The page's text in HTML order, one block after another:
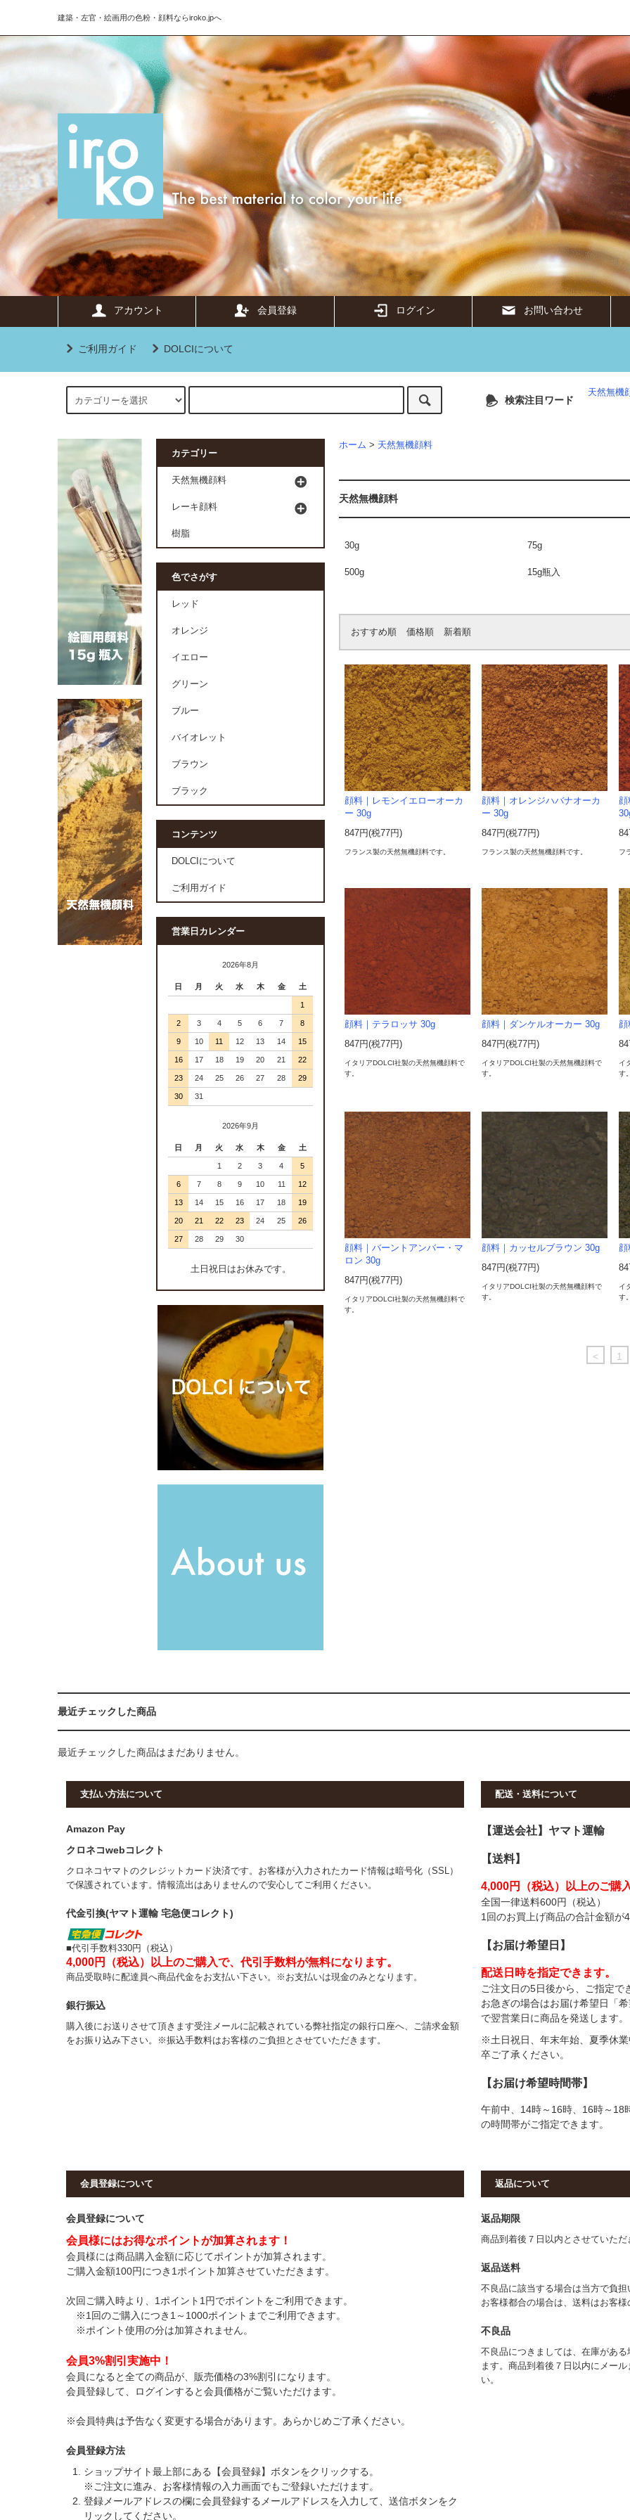
建築・左官・絵画用の色粉・顔料ならiroko.jpへ
アカウント 会員登録 ログイン お問い合わせ
ご利用ガイド DOLCIについて
検索注目ワード
天然無機
ホーム > 天然無機顔料
天然無機顔料
30g 75g
500g 15g瓶入
おすすめ順 価格順 新着順
顔料｜レモンイエローオーカ
ー 30g
847円(税77円)
フランス製の天然無機顔料です。
顔料｜オレンジハバナオーカ
ー 30g
847円(税77円)
フランス製の天然無機顔料です。
顔
フ
顔料｜テラロッサ 30g
847円(税77円)
イタリアDOLCI社製の天然無機顔料で
す。
顔料｜ダンケルオーカー 30g
847円(税77円)
イタリアDOLCI社製の天然無機顔料で
す。
顔
イ
す。
顔料｜バーントアンバー・マ
ロン 30g
847円(税77円)
イタリアDOLCI社製の天然無機顔料で
す。
顔料｜カッセルブラウン 30g
847円(税77円)
イタリアDOLCI社製の天然無機顔料で
す。
イ
す。
< 1
カテゴリー
天然無機顔料
レーキ顔料
樹脂
色でさがす
レッド
オレンジ
イエロー
グリーン
ブルー
バイオレット
ブラウン
ブラック
コンテンツ
DOLCIについて
ご利用ガイド
営業日カレンダー
2026年8月
日 月 火 水 木 金 土
1
2 3 4 5 6 7 8
9 10 11 12 13 14 15
16 17 18 19 20 21 22
23 24 25 26 27 28 29
30 31
2026年9月
日 月 火 水 木 金 土
1 2 3 4 5
6 7 8 9 10 11 12
13 14 15 16 17 18 19
20 21 22 23 24 25 26
27 28 29 30
土日祝日はお休みです。
最近チェックした商品
最近チェックした商品はまだありません。
支払い方法について
Amazon Pay
クロネコwebコレクト
クロネコヤマトのクレジットカード決済です。お客様が入力されたカード情報は暗号化（SSL）
で保護されています。情報流出はありませんので安心してご利用ください。
代金引換(ヤマト運輸 宅急便コレクト)
■代引手数料330円（税込）
4,000円（税込）以上のご購入で、代引手数料が無料になります。
商品受取時に配達員へ商品代金をお支払い下さい。※お支払いは現金のみとなります。
銀行振込
購入後にお送りさせて頂きます受注メールに記載されている弊社指定の銀行口座へ、ご請求金額
をお振り込み下さい。※振込手数料はお客様のご負担とさせていただきます。
配送・送料について
【運送会社】ヤマト運輸
【送料】
4,000円（税込）以上のご購
全国一律送料600円（税込）
1回のお買上げ商品の合計金額が
【お届け希望日 】
配送日時を指定できます。
ご注文日の5日後から、ご指定で
お急ぎの場合はお届け希望日「
で翌営業日に商品を発送します。
※土日祝日、年末年始、夏季休
卒ご了承ください。
【お届け希望時間帯】
午前中、14時～16時、16時～18
の時間帯がご指定できます。
会員登録について
会員登録について
会員様にはお得なポイントが加算されます！
会員様には商品購入金額に応じてポイントが加算されます。
ご購入金額100円につき1ポイント加算させていただきます。
次回ご購入時より、1ポイント1円でポイントをご利用できます。
※1回のご購入につき1～1000ポイントまでご利用できます。
※ポイント使用の分は加算されません。
会員3%割引実施中！
会員になると全ての商品が、販売価格の3%割引になります。
会員登録して、ログインすると会員価格がご覧いただけます。
※会員特典は予告なく変更する場合があります。あらかじめご了承ください。
会員登録方法
ショップサイト最上部にある【会員登録】ボタンをクリックする。
※ご注文に進み、お客様情報の入力画面でもご登録いただけます。
登録メールアドレスの欄に会員登録するメールアドレスを入力して、送信ボタンをク
リックしてください。
返品について
返品期限
商品到着後７日以内とさせていただ
返品送料
不良品に該当する場合は当方で負担
お客様都合の場合は、送料はお客
不良品
不良品につきましては、在庫があ
ます。商品到着後７日以内にメー
い。